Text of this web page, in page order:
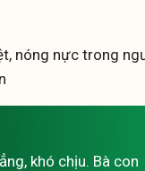
nóng nực trong
khó chịu. Bà con